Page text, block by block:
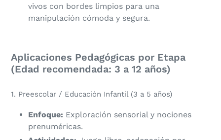
vivos con bordes limpios para una
manipulación cómoda y segura.
Aplicaciones Pedagógicas por Etapa
(Edad recomendada: 3 a 12 años)
​1. Preescolar / Educación Infantil (3 a 5 años)
Enfoque: Exploración sensorial y nociones
prenuméricas.